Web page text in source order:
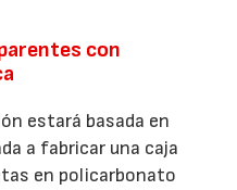
con
estará basada en
a fabricar una caja
en policarbonato